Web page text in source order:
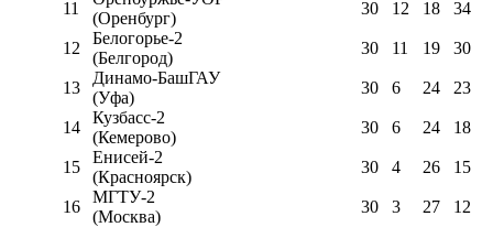
11
(Оренбург)
30 12 18 34
12
Белогорье-2
(Белгород)
30 11 19 30
13
Динамо-БашГАУ
(Уфа)
30 6 24 23
14
Кузбасс-2
(Кемерово)
30 6 24 18
15
Енисей-2
(Красноярск)
30 4 26 15
16
МГТУ-2
(Москва)
30 3 27 12